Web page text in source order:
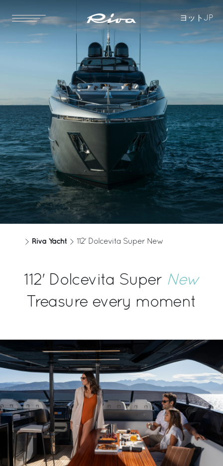
ヨット JP
Riva Yacht 112' Dolcevita Super New
112' Dolcevita Super New
Treasure every moment
スタンダード オプション